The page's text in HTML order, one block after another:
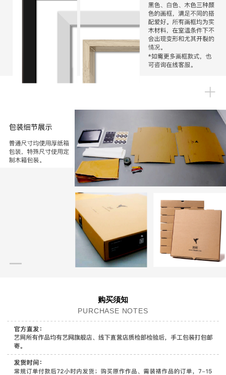
购买须知
PURCHASE NOTES